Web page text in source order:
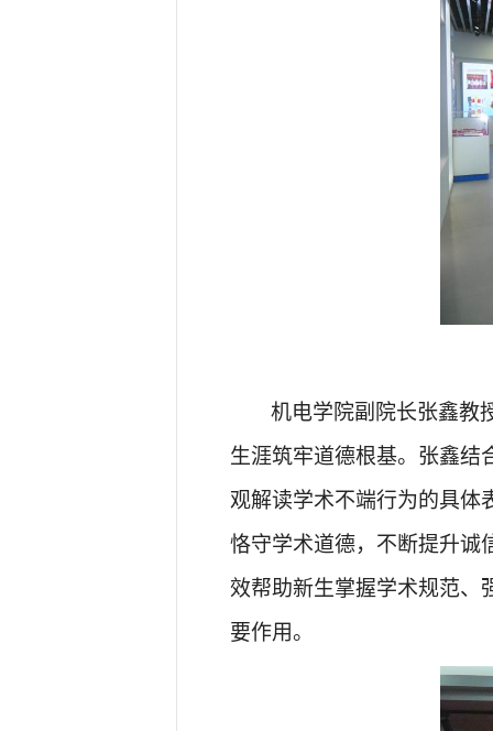
机电学院副院长张鑫教
生涯筑牢道德根基。张鑫结
观解读学术不端行为的具体
恪守学术道德，不断提升诚
效帮助新生掌握学术规范、
要作用。